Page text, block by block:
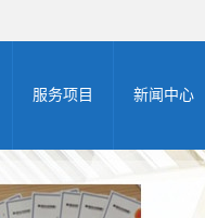
服务项目
zhuanli商标申请
新闻中心
公司新闻